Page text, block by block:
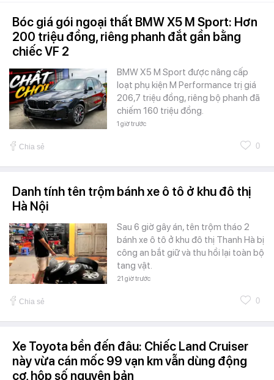
Bóc giá gói ngoại thất BMW X5 M Sport: Hơn
200 triệu đồng, riêng phanh đắt gần bằng
chiếc VF 2
BMW X5 M Sport được nâng cấp
loạt phụ kiện M Performance trị giá
206,7 triệu đồng, riêng bộ phanh đã
chiếm 160 triệu đồng.
1 giờ trước
Chia sẻ 0
Danh tính tên trộm bánh xe ô tô ở khu đô thị
Hà Nội
Sau 6 giờ gây án, tên trộm tháo 2
bánh xe ô tô ở khu đô thị Thanh Hà bị
công an bắt giữ và thu hồi lại toàn bộ
tang vật.
21 giờ trước
Chia sẻ 0
Xe Toyota bền đến đâu: Chiếc Land Cruiser
này vừa cán mốc 99 vạn km vẫn dùng động
cơ, hộp số nguyên bản